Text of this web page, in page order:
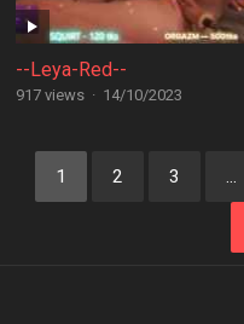
--Leya-Red--
917 views · 14/10/2023
Posts
navigation
1 2 3 …